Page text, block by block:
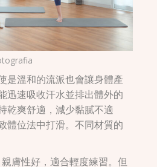
是溫和的流派也會讓身體產
迅速吸收汗水並排出體外的
乾爽舒適，減少黏膩不適
體位法中打滑。不同材質的
親膚性好，適合輕度練習。但